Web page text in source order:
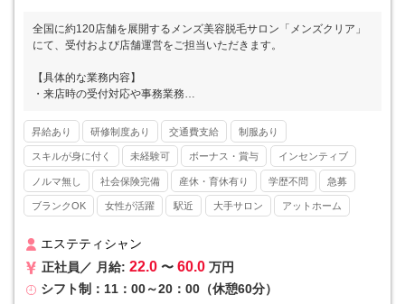
全国に約120店舗を展開するメンズ美容脱毛サロン「メンズクリア」
にて、受付および店舗運営をご担当いただきます。
【具体的な業務内容】
・来店時の受付対応や事務業務
・カルテ作成
※お客様の8割以上がひげ脱毛です。
■■ メンズクリアとは ■■
メンズ美容が注目され始めた2013年にスタートし、現在では全国47
都道府県すべてに店舗をかまえるリーディングカンパニーとして高い
を集めています。
■■ 他社と差を付けるマーケティング力 ■■
自社のマーケティング部門によってYoutube、twitter（x）、Instagra
昇給あり 研修制度あり 交通費支給 制服あり
スキルが身に付く 未経験可 ボーナス・賞与 インセンティブ
ノルマ無し 社会保険完備 産休・育休有り 学歴不問 急募
ブランクOK 女性が活躍 駅近 大手サロン アットホーム
エステティシャン
正社員／ 月給: 22.0 〜 60.0 万円
シフト制：11：00～20：00（休憩60分）